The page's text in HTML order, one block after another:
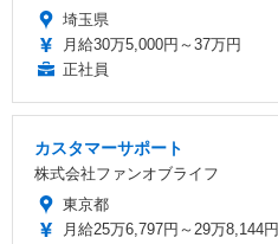
埼玉県
月給30万5,000円～37万円
正社員
カスタマーサポート
株式会社ファンオブライフ
東京都
月給25万6,797円～29万8,144円